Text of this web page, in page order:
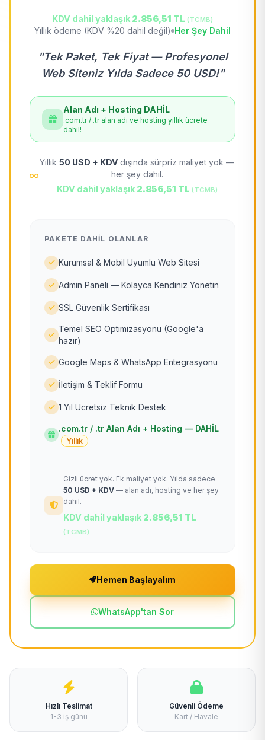
KDV dahil yaklaşık 2.856,51 TL (TCMB)
Yıllık ödeme (KDV %20 dahil değil) Her Şey Dahil
"Tek Paket, Tek Fiyat — Profesyonel
Web Siteniz Yılda Sadece 50 USD!"
Alan Adı + Hosting DAHİL
.com.tr / .tr alan adı ve hosting yıllık ücrete
dahil!
Yıllık 50 USD + KDV dışında sürpriz maliyet yok —
her şey dahil.
KDV dahil yaklaşık 2.856,51 TL (TCMB)
PAKETE DAHIL OLANLAR
Kurumsal & Mobil Uyumlu Web Sitesi
Admin Paneli — Kolayca Kendiniz Yönetin
SSL Güvenlik Sertifikası
Temel SEO Optimizasyonu (Google'a
hazır)
Google Maps & WhatsApp Entegrasyonu
İletişim & Teklif Formu
1 Yıl Ücretsiz Teknik Destek
.com.tr / .tr Alan Adı + Hosting — DAHİL
Yıllık
Gizli ücret yok. Ek maliyet yok. Yılda sadece
50 USD + KDV — alan adı, hosting ve her şey
dahil.
KDV dahil yaklaşık 2.856,51 TL
(TCMB)
Hemen Başlayalım
WhatsApp'tan Sor
Hızlı Teslimat
1-3 iş günü
Güvenli Ödeme
Kart / Havale